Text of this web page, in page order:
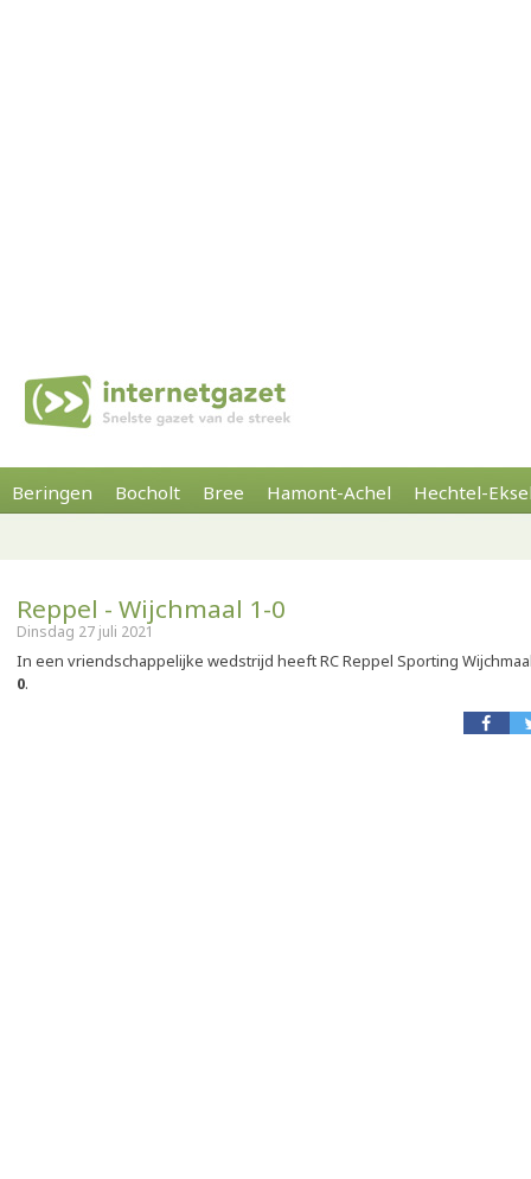
Beringen Bocholt Bree Hamont-Achel Hechtel-
Reppel - Wijchmaal 1-0
Dinsdag 27 juli 2021
In een vriendschappelijke wedstrijd heeft RC Reppel Sporting
0.